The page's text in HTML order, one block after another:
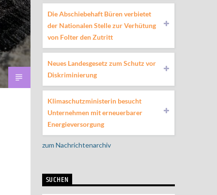
Die Abschiebehaft Büren verbietet
der Nationalen Stelle zur Verhütung
von Folter den Zutritt
Neues Landesgesetz zum Schutz vor
Diskriminierung
Klimaschutzministerin besucht
Unternehmen mit erneuerbarer
Energieversorgung
zum Nachrichtenarchiv
SUCHEN